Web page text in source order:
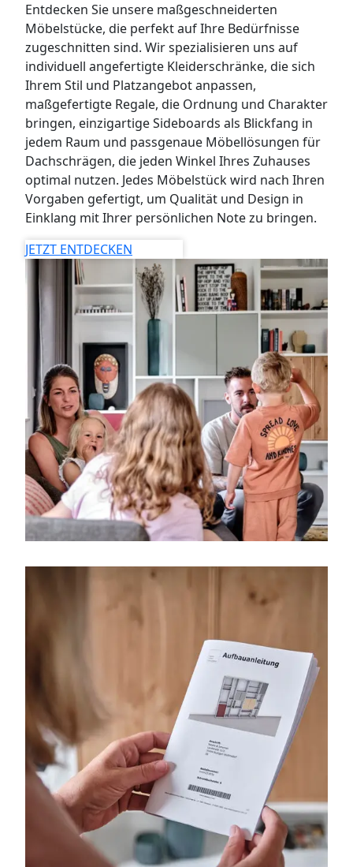
Entdecken Sie unsere maßgeschneiderten
Möbelstücke, die perfekt auf Ihre Bedürfnisse
zugeschnitten sind. Wir spezialisieren uns auf
individuell angefertigte Kleiderschränke, die sich
Ihrem Stil und Platzangebot anpassen,
maßgefertigte Regale, die Ordnung und Charakter
bringen, einzigartige Sideboards als Blickfang in
jedem Raum und passgenaue Möbellösungen für
Dachschrägen, die jeden Winkel Ihres Zuhauses
optimal nutzen. Jedes Möbelstück wird nach Ihren
Vorgaben gefertigt, um Qualität und Design in
Einklang mit Ihrer persönlichen Note zu bringen.
JETZT ENTDECKEN